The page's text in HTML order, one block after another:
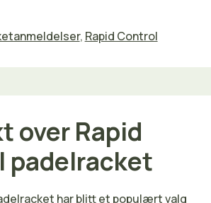
, Rapid Control
over Rapid
padelracket
har blitt et populært valg